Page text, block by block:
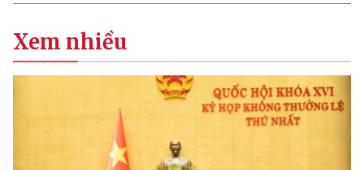
Xem nhiều